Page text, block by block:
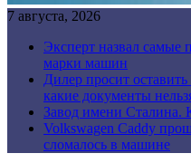
7 августа, 2026
Эксперт назвал самые
марки машин
Дилер просит
какие документы
Завод имени Сталина.
Volkswagen Caddy
сломалось в машине